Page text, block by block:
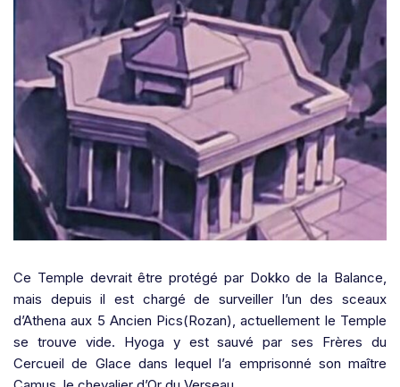
Ce Temple devrait êtreprotégé par Dokko de la Balance,
mais depuis il est chargé de surveiller l’un des sceaux
d’Athena aux 5 Ancien Pics(Rozan), actuellement le Temple
se trouve vide. Hyoga y est sauvé par ses Frères du
Cercueil de Glace dans lequel l’a emprisonné son maître